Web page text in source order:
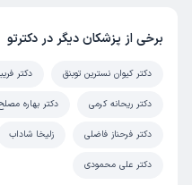
برخی از پزشکان دیگر در دکترتو
دکتر کیوان نسترین توبنق دکتر
دکتر ریحانه کرمی دکتر بهاره
دکتر فرحناز فاضلی زلیخا شاداب
دکتر علی محمودی